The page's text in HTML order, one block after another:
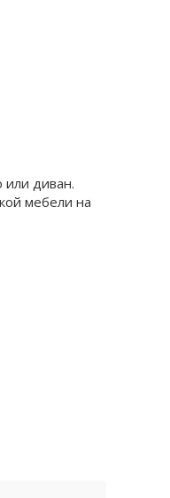
или диван.
мебели на